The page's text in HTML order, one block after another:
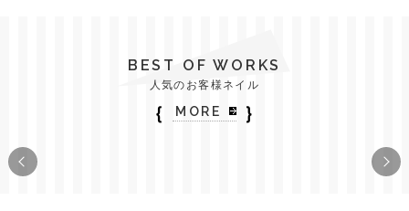
BEST OF WORKS
人気のお客様ネイル
｛ MORE ｝